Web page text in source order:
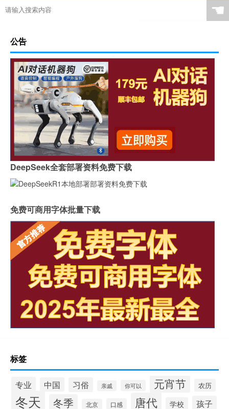
☚
公告
DeepSeek全套部署资料免费下载
免费可商用字体批量下载
标签
专业 中国 习俗 亲戚 你可以 元宵节 农历
冬天 冬季 北京 口感 唐代 学校 孩子